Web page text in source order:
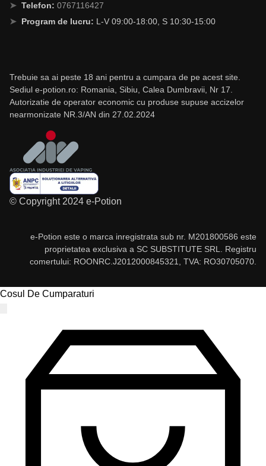
Telefon: 0767116427
Program de lucru: L-V 09:00-18:00, S 10:30-15:00
Trebuie sa ai peste 18 ani pentru a cumpara de pe acest site.
Sediul e-potion.ro: Romania, Sibiu, Calea Dumbravii, Nr 17.
Autorizatie de operator economic cu produse supuse accizelor
nearmonizate NR.3/AN din 27.02.2024
© Copyright 2024 e-Potion
e-Potion este o marca inregistrata sub nr. M201800586 este
proprietatea exclusiva a SC SUBSTITUTE SRL. Registru
comertului: ROONRC.J2012000845321, TVA: RO30705070.
Cosul De Cumparaturi